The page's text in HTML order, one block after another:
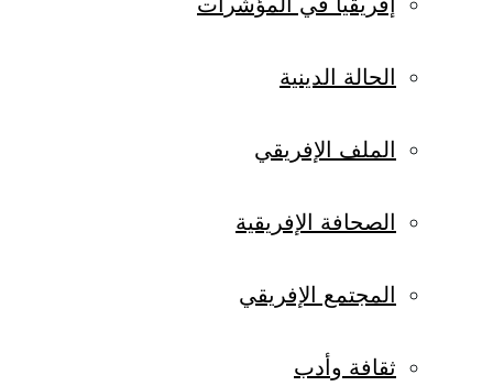
الحالة الدينية
الملف الإفريقي
الصحافة الإفريقية
المجتمع الإفريقي
ثقافة وأدب